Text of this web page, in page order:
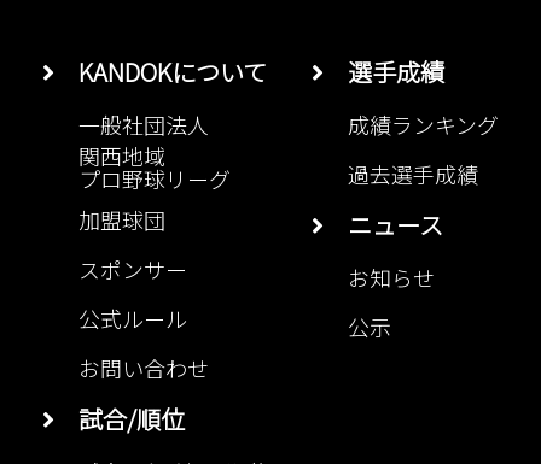
KANDOKについて
一般社団法人
関西地域
プロ野球リーグ
加盟球団
スポンサー
公式ルール
お問い合わせ
試合/順位
選手成績
成績ランキング
過去選手成績
ニュース
お知らせ
公示